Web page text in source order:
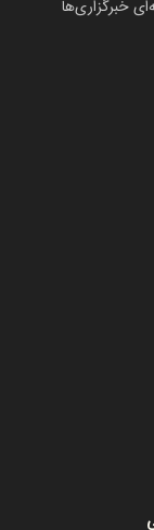
خبرگزاری‌ها